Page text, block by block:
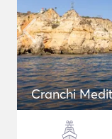
Cranchi